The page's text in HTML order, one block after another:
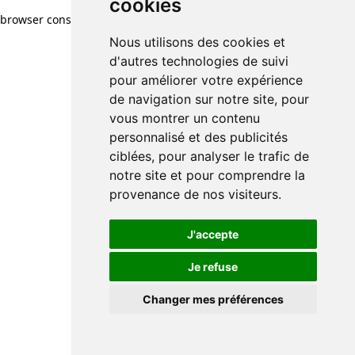
cookies
Nous utilisons des cookies et
d'autres technologies de suivi
pour améliorer votre expérience
de navigation sur notre site, pour
vous montrer un contenu
personnalisé et des publicités
ciblées, pour analyser le trafic de
notre site et pour comprendre la
provenance de nos visiteurs.
J'accepte
Je refuse
Changer mes préférences
browser console for more information)